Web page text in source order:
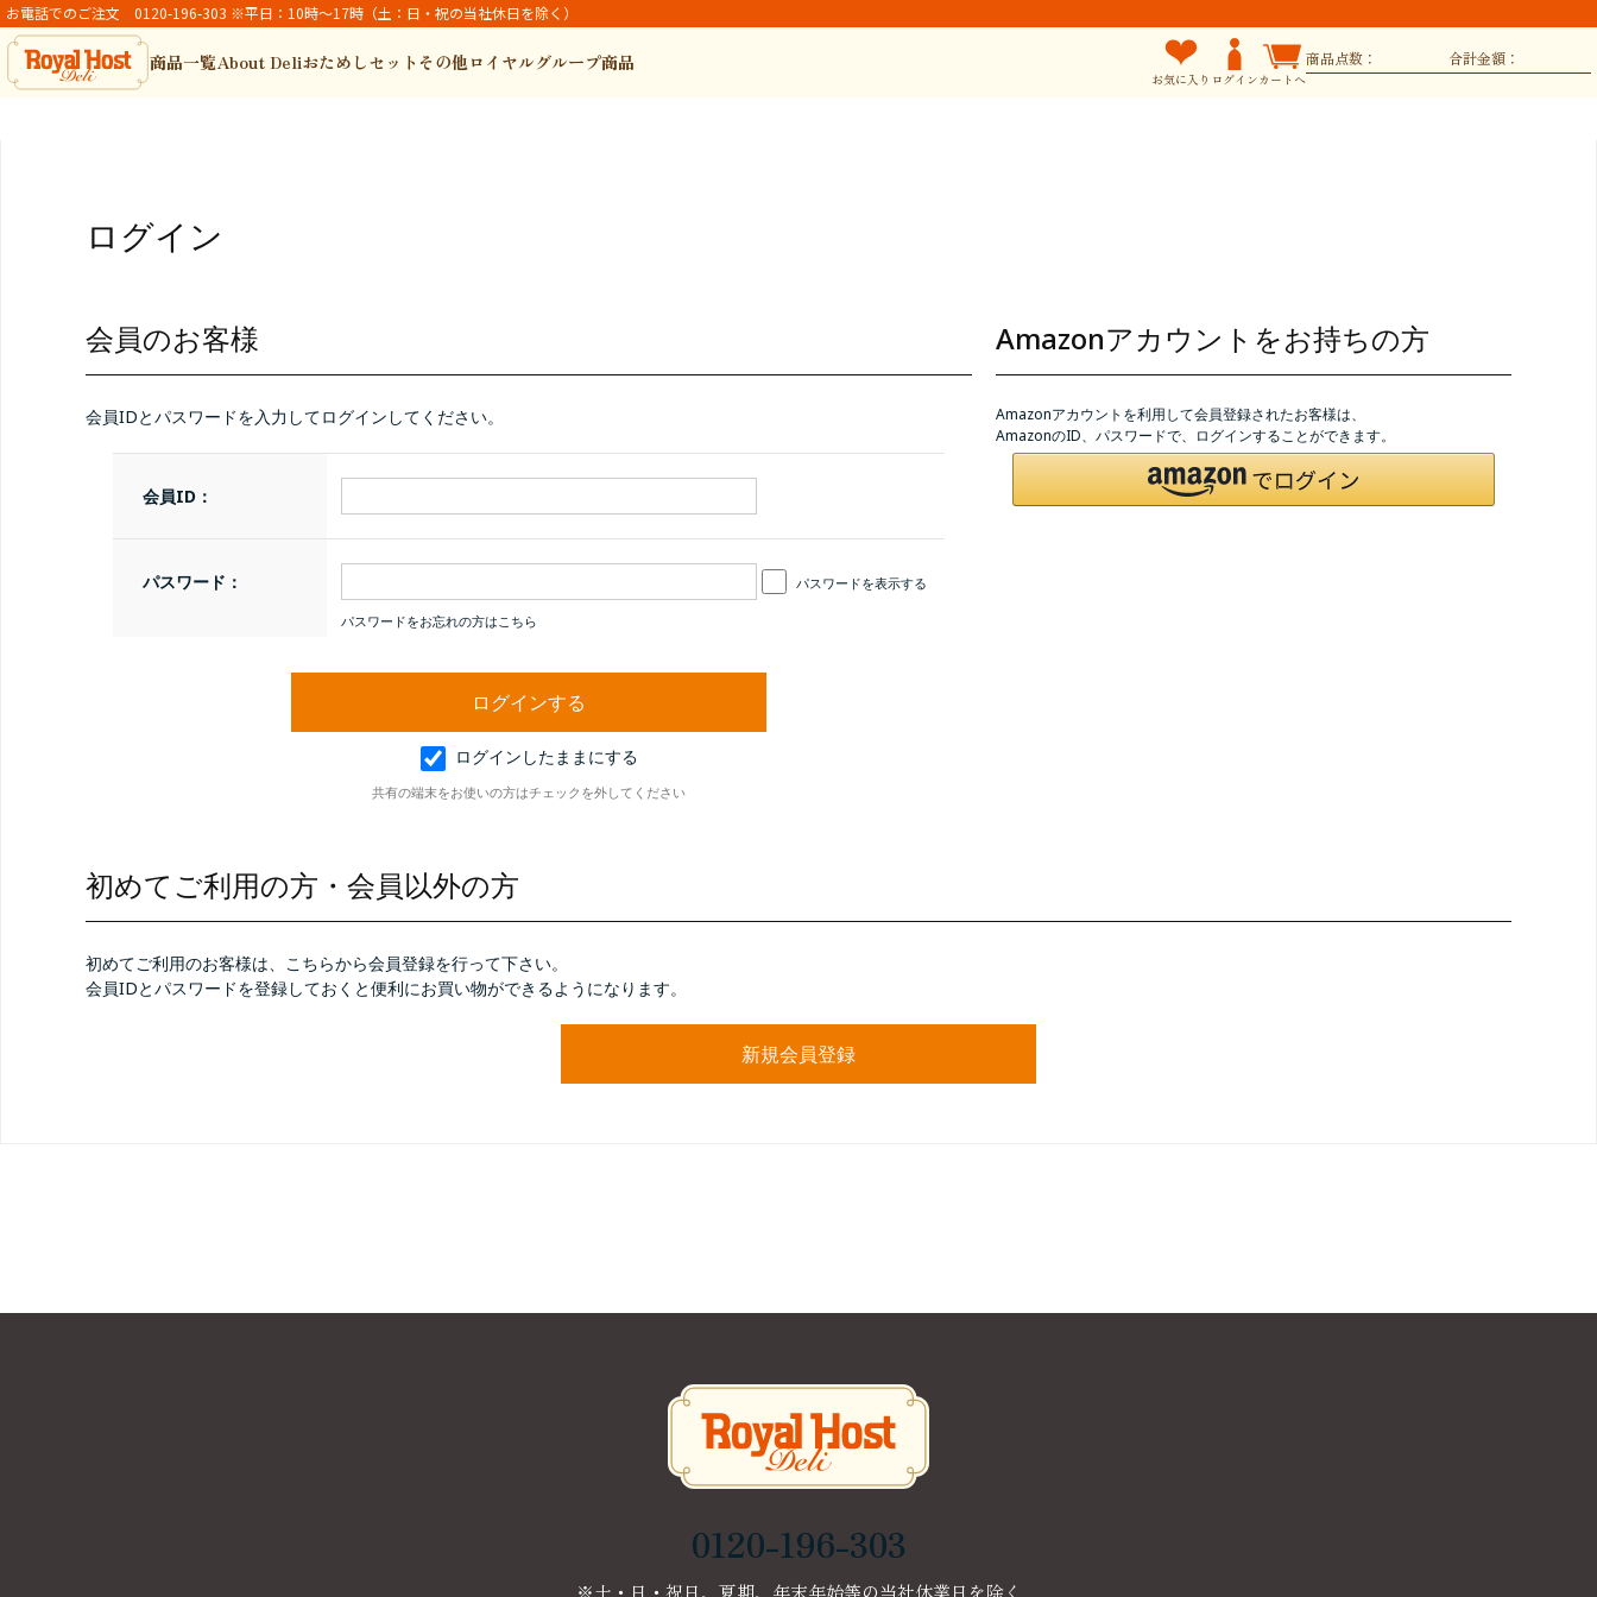
お電話でのご注文 0120-196-303 ※平日：10時～17時（土：日・祝の当社休日を除く）
商品一覧About Deliおためしセット その他ロイヤルグループ商品
お気に入り ログインカートへ
商品点数： 合計金額：
ログイン
会員のお客様
会員IDとパスワードを入力してログインしてください。
会員ID：
パスワード： パスワードを表示する
パスワードをお忘れの方はこちら
ログインしたままにする
共有の端末をお使いの方はチェックを外してください
Amazonアカウントをお持ちの方
Amazonアカウントを利用して会員登録されたお客様は、
AmazonのID、パスワードで、ログインすることができます。
初めてご利用の方・会員以外の方
初めてご利用のお客様は、こちらから会員登録を行って下さい。
会員IDとパスワードを登録しておくと便利にお買い物ができるようになります。
0120-196-303
※土・日・祝日、夏期、年末年始等の当社休業日を除く